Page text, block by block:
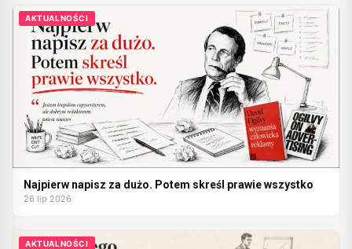
AKTUALNOŚCI
Najpierw napisz za dużo. Potem skreśl prawie wszystko
26 lip 2026
AKTUALNOŚCI